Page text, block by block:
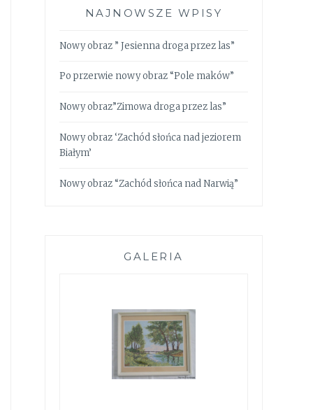
NAJNOWSZE WPISY
Nowy obraz ” Jesienna droga przez las”
Po przerwie nowy obraz “Pole maków”
Nowy obraz”Zimowa droga przez las”
Nowy obraz ‘Zachód słońca nad jeziorem
Białym’
Nowy obraz “Zachód słońca nad Narwią”
GALERIA